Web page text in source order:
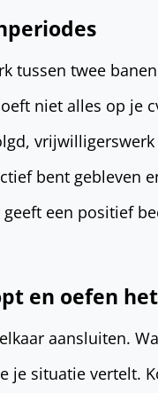
tussen twee
niet alles op je
bent gebleven
een positief
en oefen het
aansluiten.
je situatie vertelt.